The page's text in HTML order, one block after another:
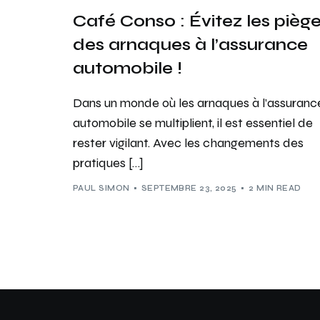
Café Conso : Évitez les
des arnaques à l’assurance
automobile !
Dans un monde où les arnaques à
automobile se multiplient, il est essentiel de
rester vigilant. Avec les changements des
pratiques […]
PAUL SIMON SEPTEMBRE 23, 2025 2 MIN READ